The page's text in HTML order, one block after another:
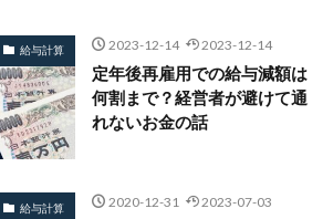
給与計算 2023-12-14 2023-12-14
定年後再雇用での給与減額は
何割まで？経営者が避けて通
れないお金の話
給与計算 2020-12-31 2023-07-03